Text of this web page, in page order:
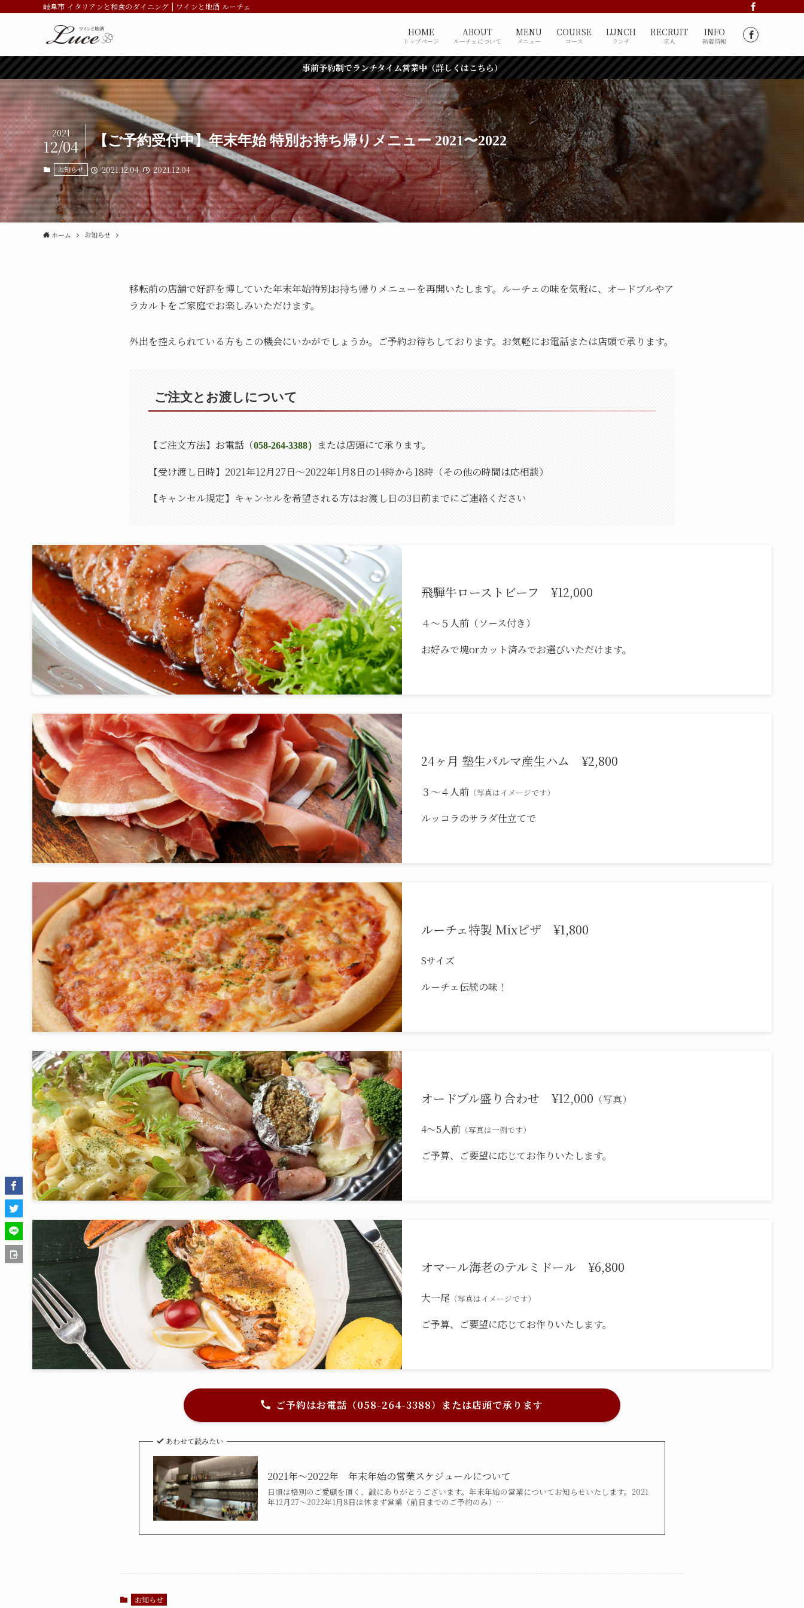
岐阜市 イタリアンと和食のダイニング | ワインと地酒 ルーチェ
HOME
トップページ
ABOUT
ルーチェについて
MENU
メニュー
COURSE
コース
LUNCH
ランチ
RECRUIT
求人
INFO
新着情報
事前予約制でランチタイム営業中（詳しくはこちら）
【ご予約受付中】年末年始 特別お持ち帰りメニュー 2021〜2022
2021
12/04
お知らせ 2021.12.04 2021.12.04
ホーム お知らせ
移転前の店舗で好評を博していた年末年始特別お持ち帰りメニューを再開いたします。ルーチェの味を気軽に、オードブルやア
ラカルトをご家庭でお楽しみいただけます。
外出を控えられている方もこの機会にいかがでしょうか。ご予約お待ちしております。お気軽にお電話または店頭で承ります。
ご注文とお渡しについて
【ご注文方法】お電話（058-264-3388）
または店頭にて承ります。
【受け渡し日時】2021年12月27日〜2022年1月8日の14時から18時（その他の時間は応相談）
【キャンセル規定】キャンセルを希望される方はお渡し日の3日前までにご連絡ください
飛騨牛ローストビーフ ¥12,000
４〜５人前（ソース付き）
お好みで塊orカット済みでお選びいただけます。
24ヶ月 塾生パルマ産生ハム ¥2,800
３〜４人前 （写真はイメージです）
ルッコラのサラダ仕立てで
ルーチェ特製 Mixピザ ¥1,800
Sサイズ
ルーチェ伝統の味！
オードブル盛り合わせ ¥12,000 （写真）
4〜5人前 （写真は一例です）
ご予算、ご要望に応じてお作りいたします。
オマール海老のテルミドール ¥6,800
大一尾 （写真はイメージです）
ご予算、ご要望に応じてお作りいたします。
ご予約はお電話（058-264-3388）または店頭で承ります
あわせて読みたい
2021年〜2022年 年末年始の営業スケジュールについて
日頃は格別のご愛顧を頂く、誠にありがとうございます。年末年始の営業についてお知らせいたします。2021
年12月27〜2022年1月8日は休まず営業（前日までのご予約のみ）…
お知らせ